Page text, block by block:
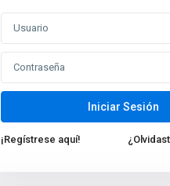
Iniciar Sesión
¡Regístrese aquí!
Nuevas propiedades
Venta